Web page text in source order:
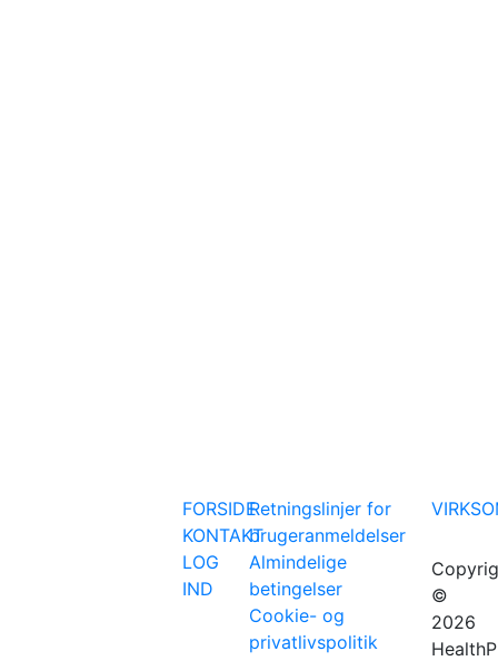
FORSIDE
KONTAKT
LOG
IND
Retningslinjer for
brugeranmeldelser
Almindelige
betingelser
Cookie- og
privatlivspolitik
©
2026